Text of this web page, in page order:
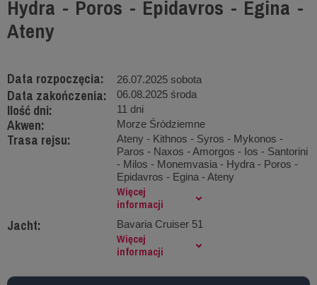
Hydra - Poros - Epidavros - Egina -
Ateny
Data rozpoczęcia: 26.07.2025 sobota
Data zakończenia: 06.08.2025 środa
Ilość dni: 11 dni
Akwen: Morze Śródziemne
Trasa rejsu:
Ateny - Kithnos - Syros - Mykonos -
Paros - Naxos - Amorgos - Ios - Santorini
- Milos - Monemvasia - Hydra - Poros -
Epidavros - Egina - Ateny
Więcej
informacji
Jacht: Bavaria Cruiser 51
Więcej
informacji